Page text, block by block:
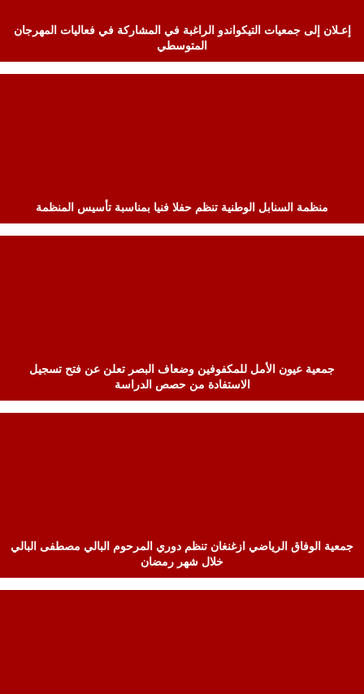
إعـلان إلى جمعيات التيكواندو الراغبة في المشاركة في فعاليات المهرجان
المتوسطي
منظمة السنابل الوطنية تنظم حفلا فنيا بمناسبة تأسيس المنظمة
جمعية عيون الأمل للمكفوفين وضعاف البصر تعلن عن فتح تسجيل
الاستفادة من حصص الدراسة
جمعية الوفاق الرياضي ازغنغان تنظم دوري المرحوم البالي مصطفى البالي
خلال شهر رمضان